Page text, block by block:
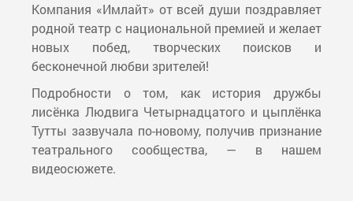
Компания «Имлайт» от всей души поздравляет
родной театр с национальной премией и желает
новых побед, творческих поисков и
бесконечной любви зрителей!
Подробности о том, как история дружбы
лисёнка Людвига Четырнадцатого и цыплёнка
Тутты зазвучала по-новому, получив признание
театрального сообщества, — в нашем
видеосюжете.